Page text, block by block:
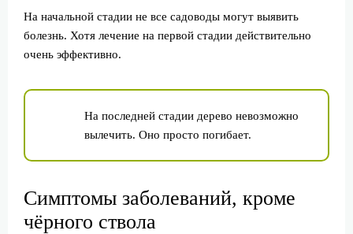
На начальной стадии не все садоводы могут выявить
болезнь. Хотя лечение на первой стадии действительно
очень эффективно.
На последней стадии дерево невозможно
вылечить. Оно просто погибает.
Симптомы заболеваний, кроме
чёрного ствола